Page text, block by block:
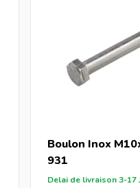
Boulon Inox
931
Delai de livraison 3-17